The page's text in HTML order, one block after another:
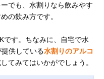
でも、水割りなら飲みやす
の飲み方です。
です。ちなみに、自宅で水
供している水割りのアルコ
てみてはいかがでしょう。